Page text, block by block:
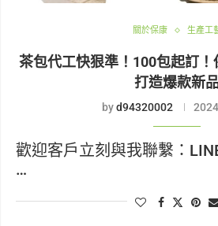
關於保康 生產工
茶包代工快狠準！100包起訂！
打造爆款新
byd94320002
歡迎客戶立刻與我聯繫：
…